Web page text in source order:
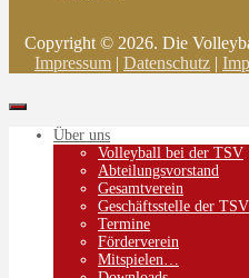
Copyright © 2026. Die
Impressum | Datenschutz |
Über uns
Volleyball bei der TSV
Abteilungsvorstand
Gesamtverein
Geschäftsstelle der TSV
Termine
Förderverein
Mitspielen…